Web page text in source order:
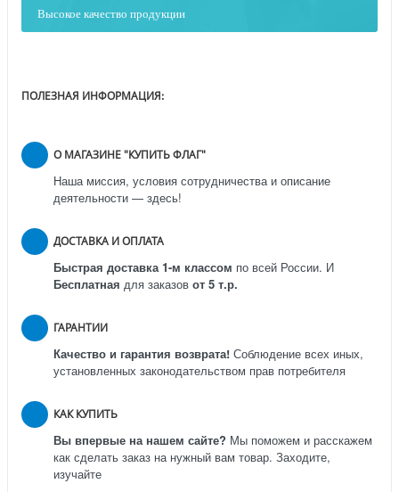
Высокое качество продукции
ПОЛЕЗНАЯ ИНФОРМАЦИЯ:
О МАГАЗИНЕ "КУПИТЬ ФЛАГ"
Наша миссия, условия сотрудничества и описание
деятельности — здесь!
ДОСТАВКА И ОПЛАТА
Быстрая доставка 1-м классом по всей России. И
Бесплатная для заказов от 5 т.р.
ГАРАНТИИ
Качество и гарантия возврата! Соблюдение всех иных,
установленных законодательством прав потребителя
КАК КУПИТЬ
Вы впервые на нашем сайте? Мы поможем и расскажем
как сделать заказ на нужный вам товар. Заходите,
изучайте